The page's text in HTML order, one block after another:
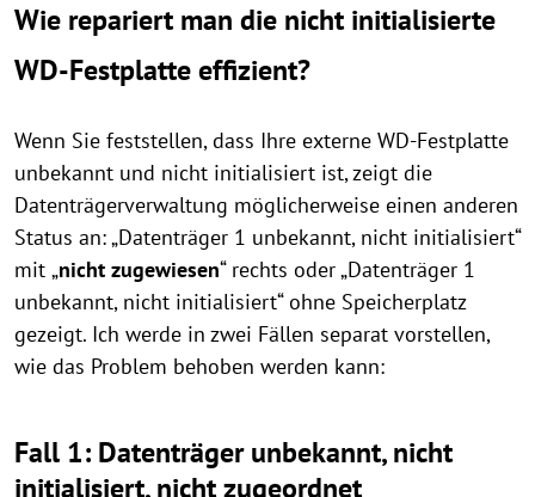
Wie repariert man die nicht initialisierte
WD-Festplatte effizient?
Wenn Sie feststellen, dass Ihre externe WD-Festplatte
unbekannt und nicht initialisiert ist, zeigt die
Datenträgerverwaltung möglicherweise einen anderen
Status an: „Datenträger 1 unbekannt, nicht initialisiert“
mit „nicht zugewiesen“ rechts oder „Datenträger 1
unbekannt, nicht initialisiert“ ohne Speicherplatz
gezeigt. Ich werde in zwei Fällen separat vorstellen,
wie das Problem behoben werden kann:
Fall 1: Datenträger unbekannt, nicht
initialisiert, nicht zugeordnet